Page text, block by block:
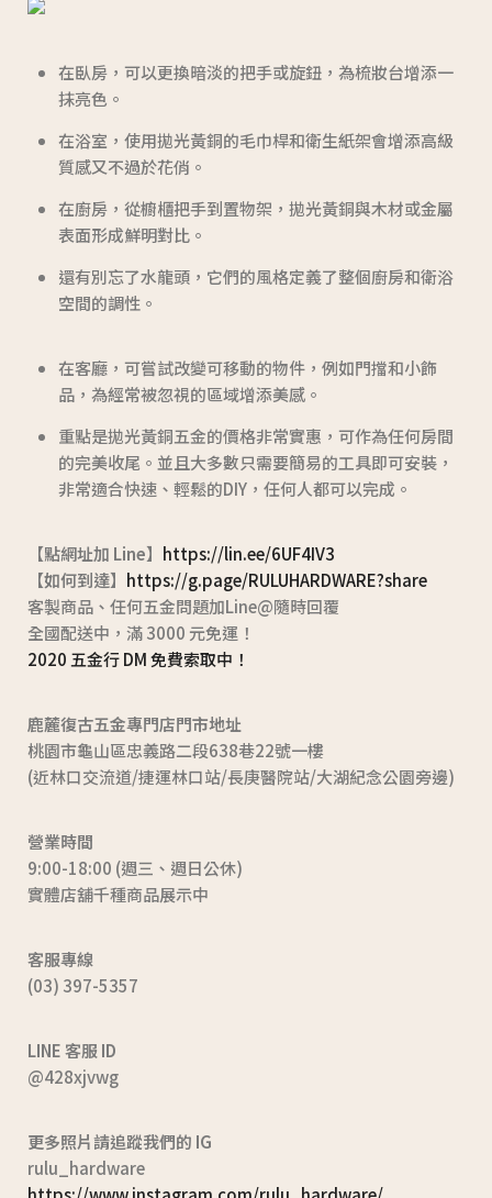
在臥房，可以更換暗淡的把手或旋鈕，為梳妝台增添一
抹亮色。
在浴室，使用拋光黃銅的毛巾桿和衛生紙架會增添高級
質感又不過於花俏。
在廚房，從櫥櫃把手到置物架，拋光黃銅與木材或金屬
表面形成鮮明對比。
還有別忘了水龍頭，它們的風格定義了整個廚房和衛浴
空間的調性。
在客廳，可嘗試改變可移動的物件，例如門擋和小飾
品，為經常被忽視的區域增添美感。
重點是拋光黃銅五金的價格非常實惠，可作為任何房間
的完美收尾。並且大多數只需要簡易的工具即可安裝，
非常適合快速、輕鬆的DIY，任何人都可以完成。
【點網址加 Line】 https://lin.ee/6UF4IV3
【如何到達】 https://g.page/RULUHARDWARE?share
客製商品、任何五金問題加Line@隨時回覆
全國配送中，滿 3000 元免運！
2020 五金行 DM 免費索取中！
鹿麓復古五金專門店門市地址
桃園市龜山區忠義路二段638巷22號一樓
(近林口交流道/捷運林口站/長庚醫院站/大湖紀念公園旁邊)
營業時間
9:00-18:00 (週三、週日公休)
實體店舖千種商品展示中
客服專線
(03) 397-5357
LINE 客服 ID
@428xjvwg
更多照片請追蹤我們的 IG
rulu_hardware